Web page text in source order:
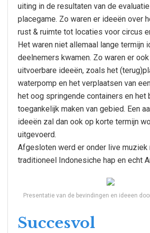
uiting in de resultaten van de
placegame. Zo waren er ideeën over
rust & ruimte tot locaties voor circus
Het waren niet allemaal lange termijn
deelnemers kwamen. Zo waren er ook
uitvoerbare ideeën, zoals het
waterpomp en het verplaatsen van
het oog springende containers en het
toegankelijk maken van gebied. Een
ideeën zal dan ook op korte termijn
uitgevoerd.
Afgesloten werd er onder live muziek
traditioneel Indonesiche hap en echt
Presentatie van de bevindingen en ideeen
Succesvol